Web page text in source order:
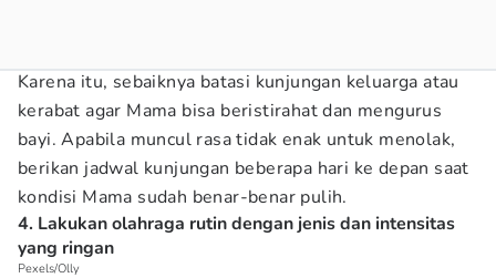
Karena itu, sebaiknya batasi kunjungan keluarga atau
kerabat agar Mama bisa beristirahat dan mengurus
bayi. Apabila muncul rasa tidak enak untuk menolak,
berikan jadwal kunjungan beberapa hari ke depan saat
kondisi Mama sudah benar-benar pulih.
4. Lakukan olahraga rutin dengan jenis dan intensitas
yang ringan
Pexels/Olly